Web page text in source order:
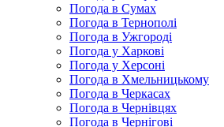
Погода в Сумах
Погода в Тернополі
Погода в Ужгороді
Погода у Харкові
Погода у Херсоні
Погода в Хмельницькому
Погода в Черкасах
Погода в Чернівцях
Погода в Чернігові